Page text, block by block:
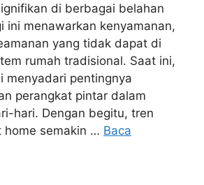
di berbagai belahan
ini menawarkan kenyamanan,
yang tidak dapat di
rumah tradisional. Saat ini,
menyadari pentingnya
perangkat pintar dalam
hari. Dengan begitu, tren
home semakin … Baca